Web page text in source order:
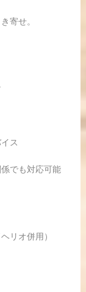
寄せ。
ス
でも対応可能
リオ併用）